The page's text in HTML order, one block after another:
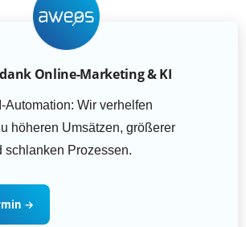
Online-Marketing & KI
Automation: Wir verhelfen
höheren Umsätzen, größerer
schlanken Prozessen.
→